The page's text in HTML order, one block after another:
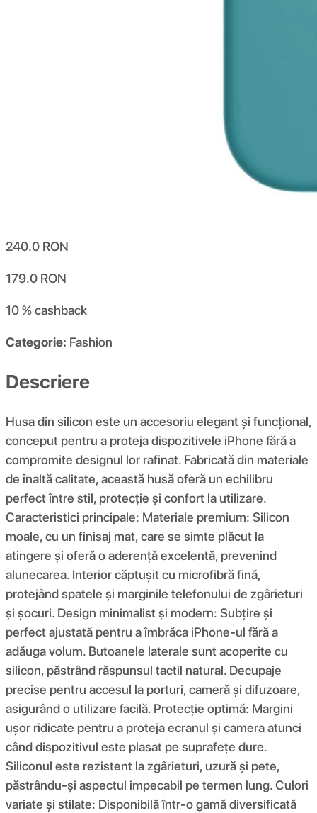
240.0 RON
179.0 RON
10 %cashback
Categorie: Fashion
Descriere
Husa din silicon este un accesoriu elegant și funcțional,
conceput pentru a proteja dispozitivele iPhone fără a
compromite designul lor rafinat. Fabricată din materiale
de înaltă calitate, această husă oferă un echilibru
perfect între stil, protecție și confort la utilizare.
Caracteristici principale: Materiale premium: Silicon
moale, cu un finisaj mat, care se simte plăcut la
atingere și oferă o aderență excelentă, prevenind
alunecarea. Interior căptușit cu microfibră fină,
protejând spatele și marginile telefonului de zgârieturi
și șocuri. Design minimalist și modern: Subțire și
perfect ajustată pentru a îmbrăca iPhone-ul fără a
adăuga volum. Butoanele laterale sunt acoperite cu
silicon, păstrând răspunsul tactil natural. Decupaje
precise pentru accesul la porturi, cameră și difuzoare,
asigurând o utilizare facilă. Protecție optimă: Margini
ușor ridicate pentru a proteja ecranul și camera atunci
când dispozitivul este plasat pe suprafețe dure.
Siliconul este rezistent la zgârieturi, uzură și pete,
păstrându-și aspectul impecabil pe termen lung. Culori
variate și stilate: Disponibilă într-o gamă diversificată